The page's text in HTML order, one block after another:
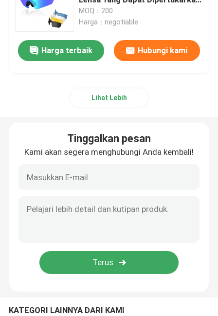
Kacamata Ski salju
Topi Renang Tahan Air
Kacamata Balap Motocross
Kacamata Olahraga Terpolarisasi
Kacamata Keselamatan Industri
Sirip Berenang Selam
Bingkai Miopia
MOQ：200
Harga：negotiable
Harga terbaik Hubungi kami
Lihat Lebih
Tinggalkan pesan
Kami akan segera menghubungi Anda kembali!
KATEGORI LAINNYA DARI KAMI